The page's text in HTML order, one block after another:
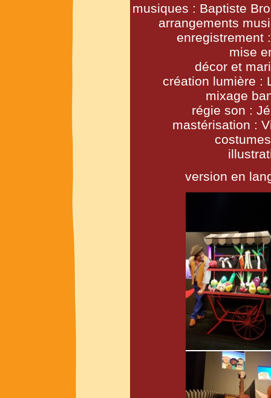
musiques : Baptiste
arrangements
enregistrement
mise
décor et
création lumière :
mixage
régie son :
mastérisation :
version en